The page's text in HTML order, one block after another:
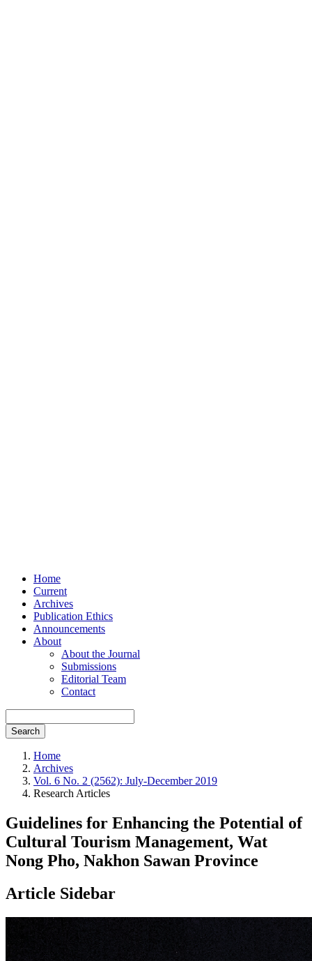
Home
Current
Archives
Publication Ethics
Announcements
About
About the Journal
Submissions
Editorial Team
Contact
Search
Home
Archives
Vol. 6 No. 2 (2562): July-December 2019
Research Articles
Guidelines for Enhancing the Potential of
Cultural Tourism Management, Wat
Nong Pho, Nakhon Sawan Province
Article Sidebar